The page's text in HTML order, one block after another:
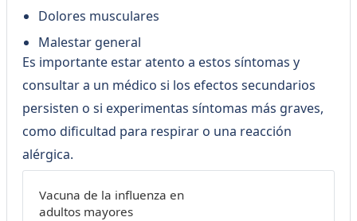
Dolores musculares
Malestar general
Es importante estar atento a estos síntomas y
consultar a un médico si los efectos secundarios
persisten o si experimentas síntomas más graves,
como dificultad para respirar o una reacción
alérgica.
Vacuna de la influenza en
adultos mayores